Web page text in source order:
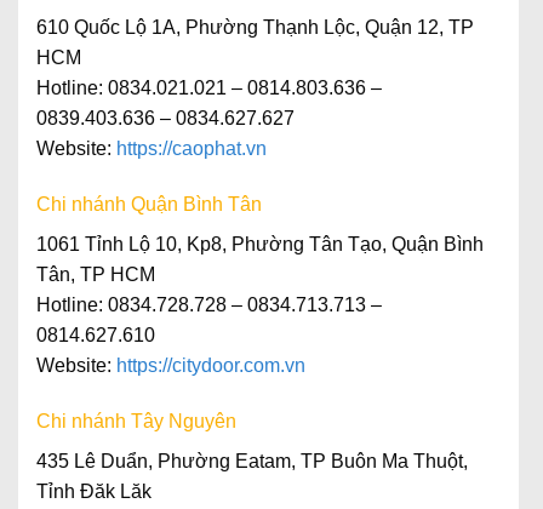
610 Quốc Lộ 1A, Phường Thạnh Lộc, Quận 12, TP
HCM
Hotline: 0834.021.021 – 0814.803.636 –
0839.403.636 – 0834.627.627
Website: https://caophat.vn
Chi nhánh Quận Bình Tân
1061 Tỉnh Lộ 10, Kp8, Phường Tân Tạo, Quận Bình
Tân, TP HCM
Hotline: 0834.728.728 – 0834.713.713 –
0814.627.610
Website: https://citydoor.com.vn
Chi nhánh Tây Nguyên
435 Lê Duẩn, Phường Eatam, TP Buôn Ma Thuột,
Tỉnh Đăk Lăk